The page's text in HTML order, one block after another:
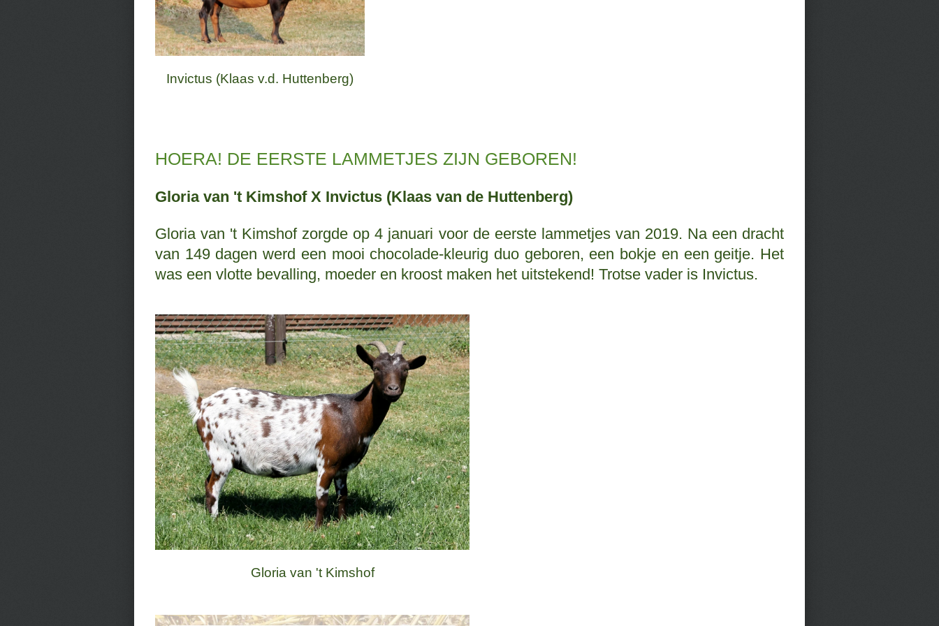
Invictus (Klaas v.d. Huttenberg)
HOERA! DE EERSTE LAMMETJES ZIJN GEBOREN!
Gloria van 't Kimshof X Invictus (Klaas van de Huttenberg)
Gloria van 't Kimshof zorgde op 4 januari voor de eerste lammetjes van 2019. Na een dracht
van 149 dagen werd een mooi chocolade-kleurig duo geboren, een bokje en een geitje. Het
was een vlotte bevalling, moeder en kroost maken het uitstekend! Trotse vader is Invictus.
Gloria van 't Kimshof